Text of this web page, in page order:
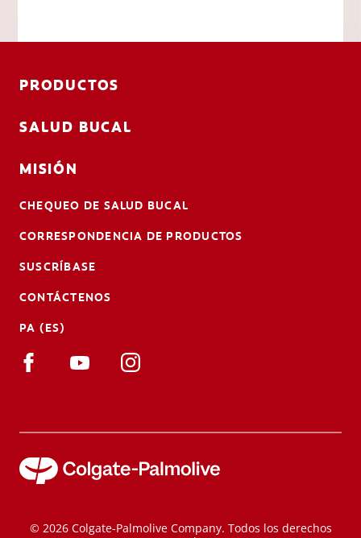
PRODUCTOS
SALUD BUCAL
MISIÓN
CHEQUEO DE SALUD BUCAL
CORRESPONDENCIA DE PRODUCTOS
SUSCRÍBASE
CONTÁCTENOS
PA (ES)
© 2026 Colgate-Palmolive Company. Todos los derechos